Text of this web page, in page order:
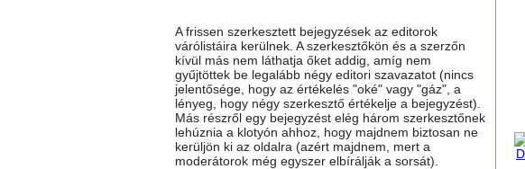
A frissen szerkesztett bejegyzések az editorok
várólistáira kerülnek. A szerkesztőkön és a szerzőn
kívül más nem láthatja őket addig, amíg nem
gyűjtöttek be legalább négy editori szavazatot (nincs
jelentősége, hogy az értékelés "oké" vagy "gáz", a
lényeg, hogy négy szerkesztő értékelje a bejegyzést).
Más részről egy bejegyzést elég három szerkesztőnek
lehúznia a klotyón ahhoz, hogy majdnem biztosan ne
kerüljön ki az oldalra (azért majdnem, mert a
moderátorok még egyszer elbírálják a sorsát).